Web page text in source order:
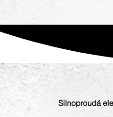
Silnoproudá